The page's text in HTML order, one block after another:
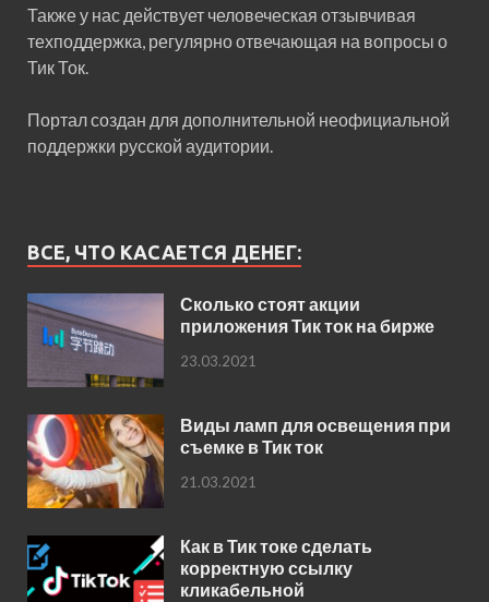
Также у нас действует человеческая отзывчивая
техподдержка, регулярно отвечающая на вопросы о
Тик Ток.
Портал создан для дополнительной неофициальной
поддержки русской аудитории.
ВСЕ, ЧТО КАСАЕТСЯ ДЕНЕГ:
Сколько стоят акции
приложения Тик ток на бирже
23.03.2021
Виды ламп для освещения при
съемке в Тик ток
21.03.2021
Как в Тик токе сделать
корректную ссылку
кликабельной